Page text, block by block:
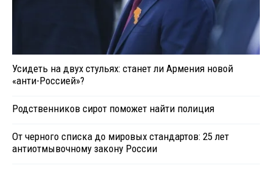
Усидеть на двух стульях: станет ли Армения новой
«анти-Россией»?
Родственников сирот поможет найти полиция
От черного списка до мировых стандартов: 25 лет
антиотмывочному закону России